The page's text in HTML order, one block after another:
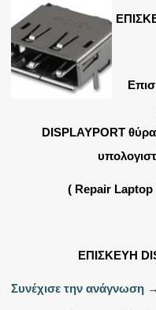
DISPLAYPORT
( Repair Laptop
ΕΠΙΣΚΕΥΗ
Συνέχισε την ανάγνωση →